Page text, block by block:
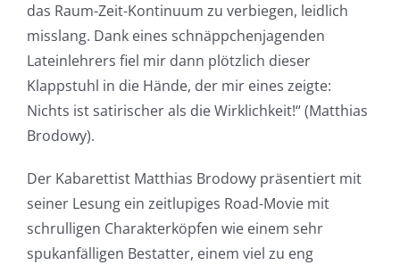
das Raum-Zeit-Kontinuum zu verbiegen, leidlich
misslang. Dank eines schnäppchenjagenden
Lateinlehrers fiel mir dann plötzlich dieser
Klappstuhl in die Hände, der mir eines zeigte:
Nichts ist satirischer als die Wirklichkeit!“ (Matthias
Brodowy).
Der Kabarettist Matthias Brodowy präsentiert mit
seiner Lesung ein zeitlupiges Road-Movie mit
schrulligen Charakterköpfen wie einem sehr
spukanfälligen Bestatter, einem viel zu eng